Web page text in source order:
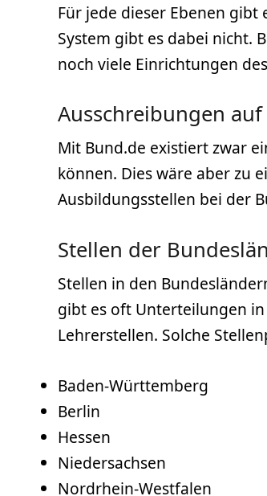
Für jede dieser Ebenen
System gibt es dabei nicht.
noch viele Einrichtungen
Ausschreibungen
Mit Bund.de existiert zwar
können. Dies wäre aber zu
Ausbildungsstellen bei der
Stellen der
Stellen in den
gibt es oft Unterteilungen
Lehrerstellen. Solche
Baden-Württemberg
Berlin
Hessen
Niedersachsen
Nordrhein-Westfalen